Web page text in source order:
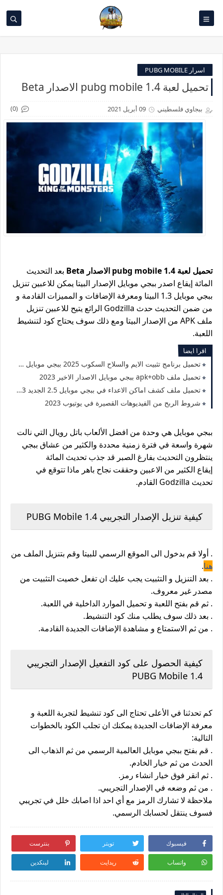
اسرار PUBG MOBILE
تحميل لعبة pubg mobile 1.4 الاصدار Beta
ببجاوي فلسطيني 09 أبريل 2021 (0)
تحميل لعبة pubg mobile 1.4 الاصدار Beta
بعد التحديث
المائة إيقاع اصدر ببجي موبايل الإصدار البيتا يمكن للاعبين تنزيل
ببجي موبايل 1.3 البيتا ومعرفة الإضافات و المميزات القادمة و
من ضمن التحديث حدث Godzilla الرائع يتيح للاعبين تنزيل
ملف APK من الإصدار البيتا ومع ذلك سوف يحتاج كود لتنشيط
اللعبة.
اقرا ايضا
تحميل برنامج تثبيت الايم والسلاح السكوب 2025 ببجي موبايل 3.7 بدون باند
تحميل ملف apk+obb ببجي موبايل الاصدار الاخير 2023
تحميل ملف كشف اماكن الاعداء في ببجي موبايل 2.5 الجديد 2023 لجميع الهواتف
شروط الربح من الفيديوهات القصيرة في يوتيوب 2023
ببجي موبايل هي وحدة من افضل الألعاب باتل رويال التي نالت
شهرة واسعة في فترة زمنية محددة والكثير من عشاق ببجي
ينتظرون التحديث بفارغ الصبر قد جذب تحديث المائة
إيقاع الكثير من الاعبين وحققت نجاح باهر ماذا تتوقع في
تحديث Godzilla القادم.
كيفية تنزيل الإصدار التجريبي PUBG Mobile 1.4
. أولا قم بدخول الى الموقع الرسمي للبيتا وقم بتنزيل الملف من
هنا.
. بعد التنزيل و التثبيت يجب عليك ان تفعل خصيت التثبيت من
مصدر غير معروف.
. ثم قم بفتح اللعبة و تحميل الموارد الداخلية في اللعبة.
. بعد ذلك سوف يطلب منك كود التنشيط.
. من ثم الاستمتاع و مشاهدة الإضافات الجديدة القادمة.
كيفية الحصول على كود التفعيل الإصدار التجريبي
PUBG Mobile 1.4
كم تحدثنا في الأعلى تحتاج الى كود تنشيط لتجربة اللعبة و
معرفة الإضافات الجديدة يمكنك ان تجلب الكود بالخطوات
التالية:
. قم بفتح ببجي موبايل العالمية الرسمي من ثم الذهاب الى
الحدث من ثم خيار الخادم.
. ثم انقر فوق خيار انشاء رمز.
. من ثم وضعه في الإصدار التجريبي.
ملاحظة لا تشارك الرمز مع أي احد اذا اصابك خلل في تجريبي
فسوف ينتقل لحسابك الرسمي.
فيسبوك تويتر بنترست
واتساب ريدايت لينكدين